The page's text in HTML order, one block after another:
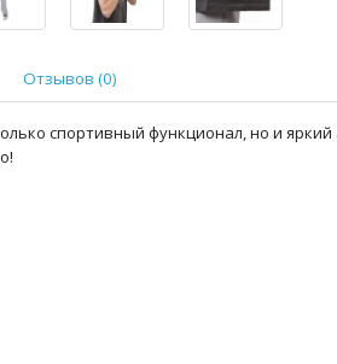
Отзывов (0)
спортивный функционал, но и